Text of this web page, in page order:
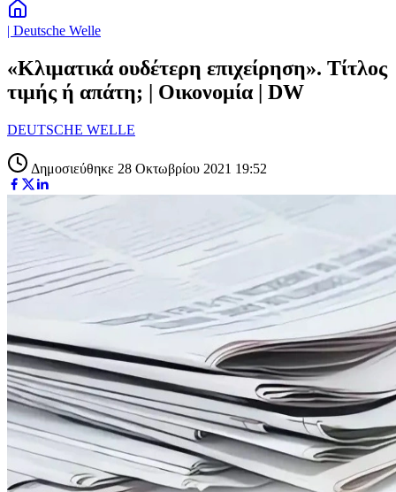
| Deutsche Welle
«Κλιματικά ουδέτερη επιχείρηση». Τίτλος
τιμής ή απάτη; | Οικονομία | DW
DEUTSCHE WELLE
Δημοσιεύθηκε 28 Οκτωβρίου 2021 19:52